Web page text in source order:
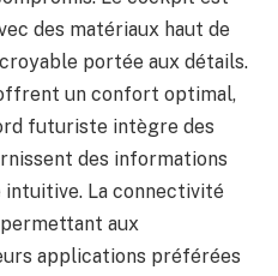
des matériaux haut de
portée aux détails.
un confort optimal,
futuriste intègre des
des informations
intuitive. La connectivité
aux
applications préférées